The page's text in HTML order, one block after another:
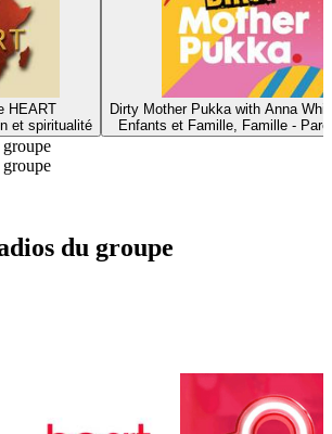
HEART
et spiritualité
Dirty Mother Pukka with Anna
Enfants et Famille, Famille -
du groupe